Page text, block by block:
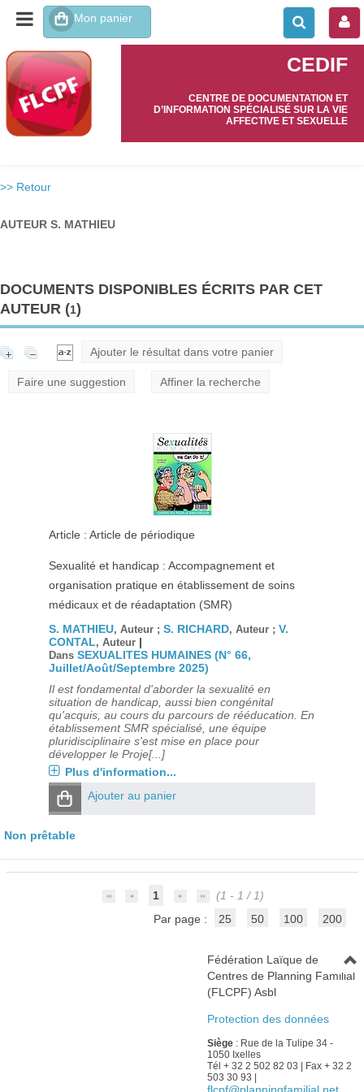
CEDIF
CENTRE DE DOCUMENTATION ET
D’INFORMATION SPÉCIALISÉ SUR LA VIE
AFFECTIVE ET SEXUELLE
>> Retour
AUTEUR S. MATHIEU
DOCUMENTS DISPONIBLES ÉCRITS PAR CET
AUTEUR (1)
Ajouter le résultat dans votre panier
Faire une suggestion Affiner la recherche
Article : Article de périodique
Sexualité et handicap : Accompagnement et
organisation pratique en établissement de soins
médicaux et de réadaptation (SMR)
S. MATHIEU, Auteur ; S. RICHARD, Auteur ; V.
CONTAL, Auteur |
Dans SEXUALITES HUMAINES (N° 66,
Juillet/Août/Septembre 2025)
Il est fondamental d'aborder la sexualité en
situation de handicap, aussi bien congénital
qu'acquis, au cours du parcours de rééducation. En
établissement SMR spécialisé, une équipe
pluridisciplinaire s'est mise en place pour
développer le Proje[...]
Plus d'information...
Ajouter au panier
Non prêtable
1
(1 - 1 / 1)
Par page :
25 50 100 200
Fédération Laïque de
Centres de Planning Familial
(FLCPF) Asbl
Protection des données
Siège: Rue de la Tulipe 34 -
1050 Ixelles
Tél + 32 2 502 82 03 | Fax + 32 2
503 30 93 |